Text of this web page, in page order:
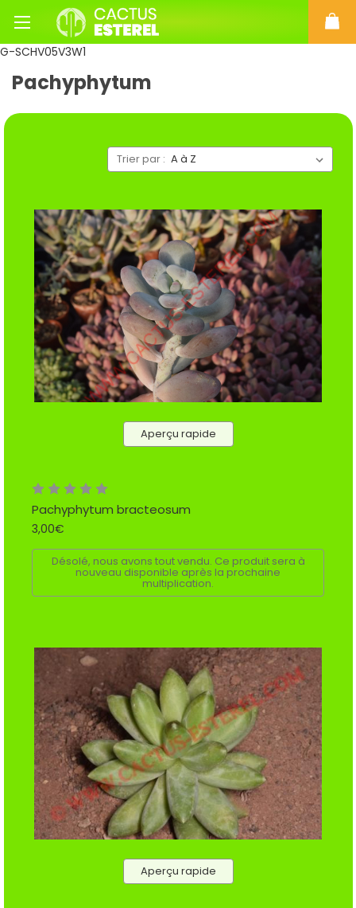
G-SCHV05V3W1
Pachyphytum
Trier par :
Aperçu rapide
Pachyphytum bracteosum
3,00€
Désolé, nous avons tout vendu. Ce produit sera à
nouveau disponible après la prochaine
multiplication.
Aperçu rapide